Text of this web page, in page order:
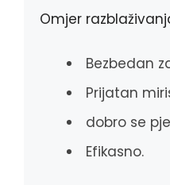
Omjer
Bezbedan
Prijatan
dobro se
Efikasno.